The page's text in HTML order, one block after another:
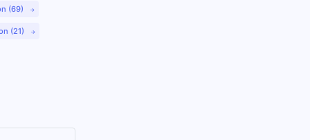
(69)
(21)